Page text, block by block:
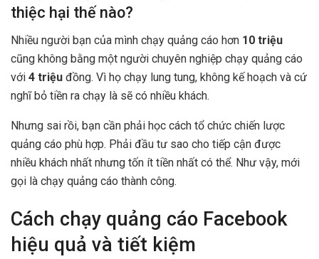
thiệc hại thế nào?
Nhiều người bạn của mình chạy quảng cáo hơn 10 triệu
cũng không bằng một người chuyên nghiệp chạy quảng cáo
với 4 triệu đồng. Vì họ chạy lung tung, không kế hoạch và cứ
nghĩ bỏ tiền ra chạy là sẽ có nhiều khách.
Nhưng sai rồi, bạn cần phải học cách tổ chức chiến lược
quảng cáo phù hợp. Phải đầu tư sao cho tiếp cận được
nhiều khách nhất nhưng tốn ít tiền nhất có thể. Như vậy, mới
gọi là chạy quảng cáo thành công.
Cách chạy quảng cáo Facebook
hiệu quả và tiết kiệm